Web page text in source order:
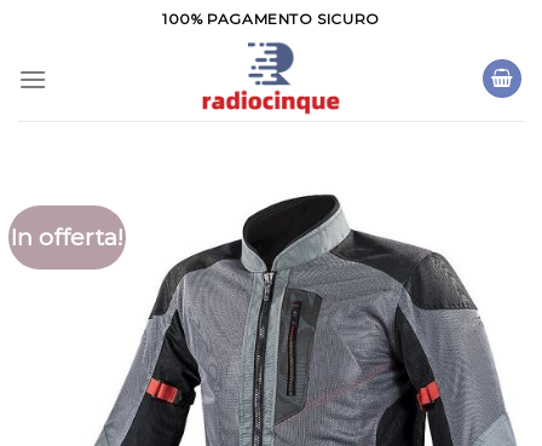
contenuti
100% PAGAMENTO SICURO
In offerta!